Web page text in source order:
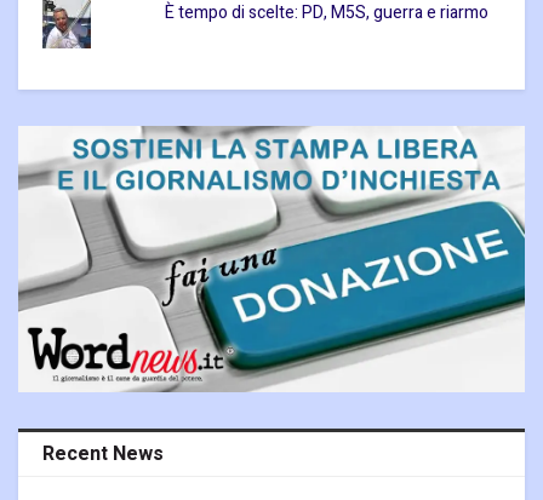
È tempo di scelte: PD, M5S, guerra e riarmo
Recent News